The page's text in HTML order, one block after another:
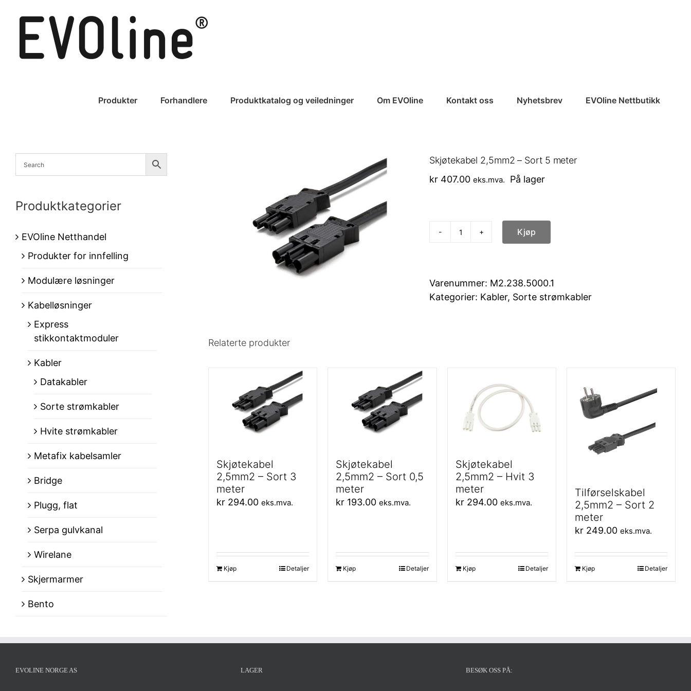
content
Produkter Forhandlere Produktkatalog og veiledninger Om EVOline Kontakt oss Nyhetsbrev EVOline Nettbutikk
Skjøtekabel 2,5mm2 – Sort 5 meter
kr 407.00 eks.mva. På lager
Skjøtekabel
Sort
5
Kjøp
Varenummer: M2.238.5000.1
Kategorier: Kabler, Sorte strømkabler
Relaterte produkter
Skjøtekabel
2,5mm2 – Sort 3
meter
kr 294.00 eks.mva.
Kjøp Detaljer
Skjøtekabel
2,5mm2 – Sort 0,5
meter
kr 193.00 eks.mva.
Kjøp Detaljer
Skjøtekabel
2,5mm2 – Hvit 3
meter
kr294.00 eks.mva.
Kjøp Detaljer
Tilførselskabel
2,5mm2 – Sort 2
meter
kr249.00 eks.mva.
Kjøp Detaljer
Produktkategorier
EVOline Netthandel
Produkter for innfelling
Modulære løsninger
Kabelløsninger
Express
stikkontaktmoduler
Kabler
Datakabler
Sorte strømkabler
Hvite strømkabler
Metafix kabelsamler
Bridge
Plugg, flat
Serpa gulvkanal
Wirelane
Skjermarmer
Bento
EVOLINE NORGE AS LAGER BESØK OSS PÅ: